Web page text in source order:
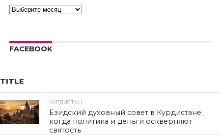
Архивы
FACEBOOK
TITLE
15
КУРДИСТАН
Езидский духовный совет в Курдистане:
когда политика и деньги оскверняют
святость